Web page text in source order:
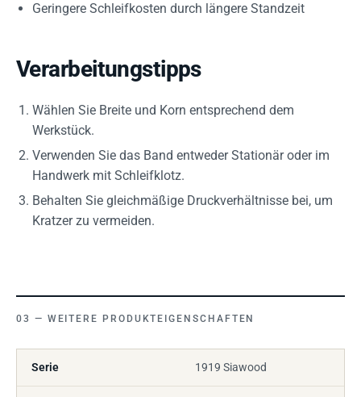
Geringere Schleifkosten durch längere Standzeit
Verarbeitungstipps
Wählen Sie Breite und Korn entsprechend dem
Werkstück.
Verwenden Sie das Band entweder Stationär oder im
Handwerk mit Schleifklotz.
Behalten Sie gleichmäßige Druckverhältnisse bei, um
Kratzer zu vermeiden.
WEITERE PRODUKTEIGENSCHAFTEN
Serie 1919 Siawood